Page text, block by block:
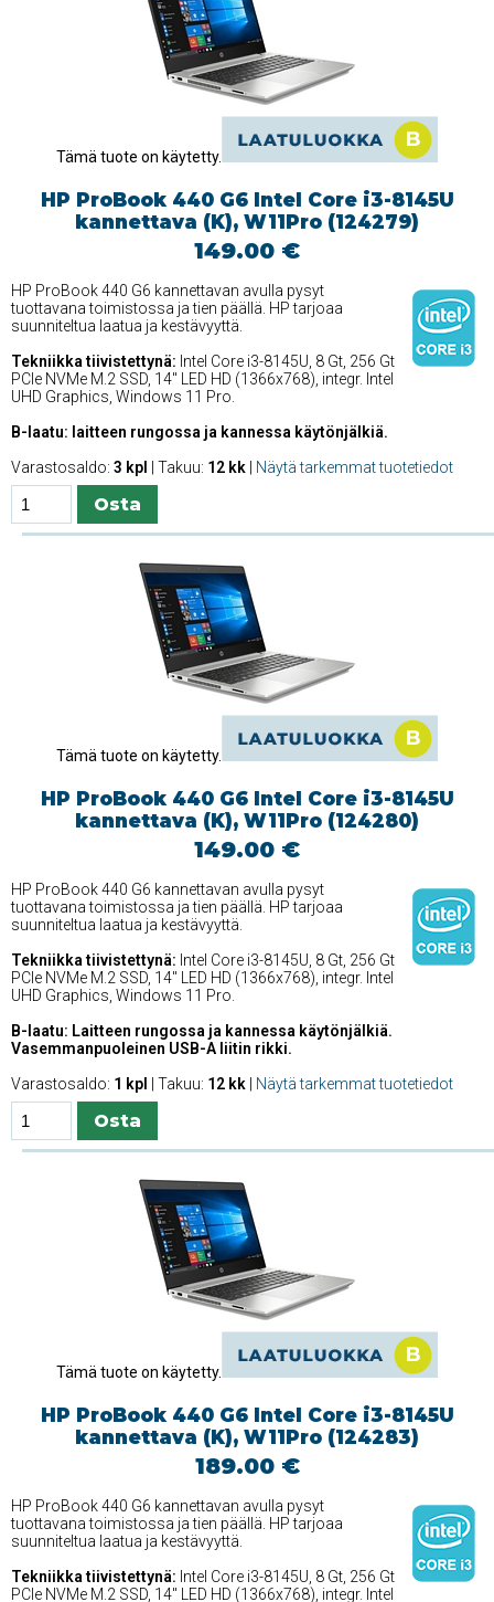
Tämä tuote on käytetty.
HP ProBook 440 G6 Intel Core i3-8145U
kannettava (K), W11Pro (124279)
149.00 €
HP ProBook 440 G6 kannettavan avulla pysyt
tuottavana toimistossa ja tien päällä. HP tarjoaa
suunniteltua laatua ja kestävyyttä.
Tekniikka tiivistettynä: Intel Core i3-8145U, 8 Gt, 256 Gt
PCIe NVMe M.2 SSD, 14'' LED HD (1366x768), integr. Intel
UHD Graphics, Windows 11 Pro.
B-laatu: laitteen rungossa ja kannessa käytönjälkiä.
Varastosaldo: 3 kpl | Takuu: 12 kk Näytä tarkemmat tuotetiedot
Tämä tuote on käytetty.
HP ProBook 440 G6 Intel Core i3-8145U
kannettava (K), W11Pro (124280)
149.00 €
HP ProBook 440 G6 kannettavan avulla pysyt
tuottavana toimistossa ja tien päällä. HP tarjoaa
suunniteltua laatua ja kestävyyttä.
Tekniikka tiivistettynä: Intel Core i3-8145U, 8 Gt, 256 Gt
PCIe NVMe M.2 SSD, 14'' LED HD (1366x768), integr. Intel
UHD Graphics, Windows 11 Pro.
B-laatu: Laitteen rungossa ja kannessa käytönjälkiä.
Vasemmanpuoleinen USB-A liitin rikki.
Varastosaldo: 1 kpl | Takuu: 12 kk Näytä tarkemmat tuotetiedot
Tämä tuote on käytetty.
HP ProBook 440 G6 Intel Core i3-8145U
kannettava (K), W11Pro (124283)
189.00 €
HP ProBook 440 G6 kannettavan avulla pysyt
tuottavana toimistossa ja tien päällä. HP tarjoaa
suunniteltua laatua ja kestävyyttä.
Tekniikka tiivistettynä: Intel Core i3-8145U, 8 Gt, 256 Gt
PCIe NVMe M.2 SSD, 14'' LED HD (1366x768), integr. Intel